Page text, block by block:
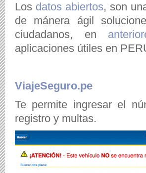
Los datos abiertos, son
de mánera ágil
ciudadanos, en
aplicaciones útiles en
ViajeSeguro.pe
Te permite ingresar el
registro y multas.